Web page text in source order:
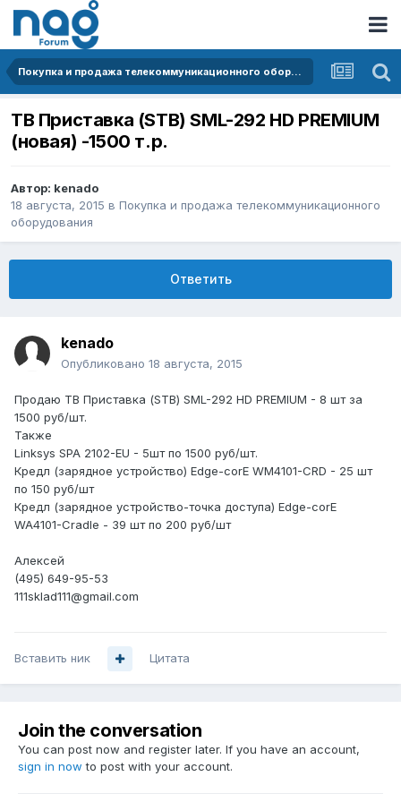
Покупка и продажа телекоммуникационного оборудования
ТВ Приставка (STB) SML-292 HD PREMIUM
(новая) -1500 т.р.
Автор: kenado
18 августа, 2015 в Покупка и продажа телекоммуникационного
оборудования
Ответить
kenado
Опубликовано 18 августа, 2015
Продаю ТВ Приставка (STB) SML-292 HD PREMIUM - 8 шт за
1500 руб/шт.
Также
Linksys SPA 2102-EU - 5шт по 1500 руб/шт.
Кредл (зарядное устройство) Edge-corE WM4101-CRD - 25 шт
по 150 руб/шт
Кредл (зарядное устройство-точка доступа) Edge-corE
WA4101-Cradle - 39 шт по 200 руб/шт
Алексей
(495) 649-95-53
111sklad111@gmail.com
Вставить ник Цитата
Join the conversation
You can post now and register later. If you have an account,
sign in now to post with your account.